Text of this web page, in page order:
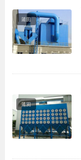
莆田
莆田